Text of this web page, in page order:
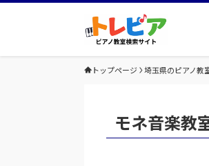
トップページ 埼玉県のピアノ教
モネ音楽教